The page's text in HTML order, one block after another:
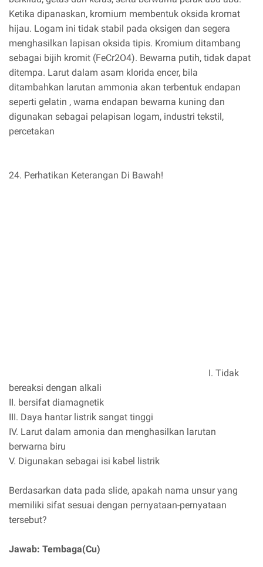
Ketika dipanaskan, kromium membentuk oksida kromat
hijau. Logam ini tidak stabil pada oksigen dan segera
menghasilkan lapisan oksida tipis. Kromium ditambang
sebagai bijih kromit (FeCr2O4). Bewarna putih, tidak dapat
ditempa. Larut dalam asam klorida encer, bila
ditambahkan larutan ammonia akan terbentuk endapan
seperti gelatin , warna endapan bewarna kuning dan
digunakan sebagai pelapisan logam, industri tekstil,
percetakan
24. Perhatikan Keterangan Di Bawah!
I. Tidak
bereaksi dengan alkali
II. bersifat diamagnetik
III. Daya hantar listrik sangat tinggi
IV. Larut dalam amonia dan menghasilkan larutan
berwarna biru
V. Digunakan sebagai isi kabel listrik
Berdasarkan data pada slide, apakah nama unsur yang
memiliki sifat sesuai dengan pernyataan-pernyataan
tersebut?
Jawab: Tembaga(Cu)